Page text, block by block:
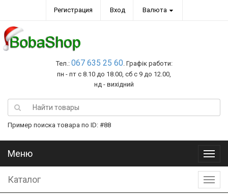
Регистрация Вход Валюта
Тел.: 067 635 25 60. Графік работи:
пн - пт с 8.10 до 18.00, сб с 9 до 12.00,
нд - вихідний
Пример поиска товара по ID: #88
Меню
Меню
Каталог